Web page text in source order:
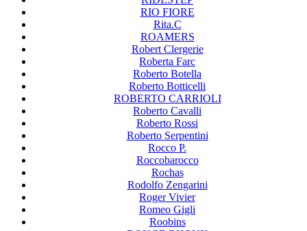
RIO FIORE
Rita.C
ROAMERS
Robert Clergerie
Roberta Farc
Roberto Botella
Roberto Botticelli
ROBERTO CARRIOLI
Roberto Cavalli
Roberto Rossi
Roberto Serpentini
Rocco P.
Roccobarocco
Rochas
Rodolfo Zengarini
Roger Vivier
Romeo Gigli
Roobins